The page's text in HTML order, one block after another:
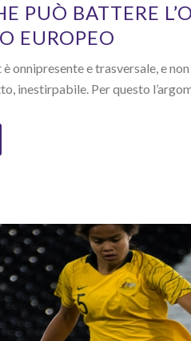
PUÒ BATTERE
EUROPEO
onnipresente e trasversale, e
inestirpabile. Per questo